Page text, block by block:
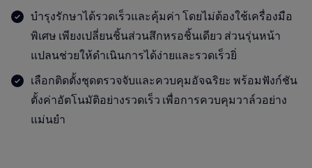
บำรุงรักษาได้รวดเร็วและคุ้มค่า โดยไม่ต้องใช้เครื่องมือ
พิเศษ เพียงเปลี่ยนชิ้นส่วนสึกหรอชิ้นเดียว ส่วนรุ่นหน้า
แปลนช่วยให้ดำเนินการได้ง่ายและรวดเร็วยิ่
เลือกติดตั้งชุดตรวจจับและควบคุมอัจฉริยะ พร้อมฟังก์ชัน
ตั้งค่าอัตโนมัติอย่างรวดเร็ว เพื่อการควบคุมวาล์วอย่าง
แม่นยำ